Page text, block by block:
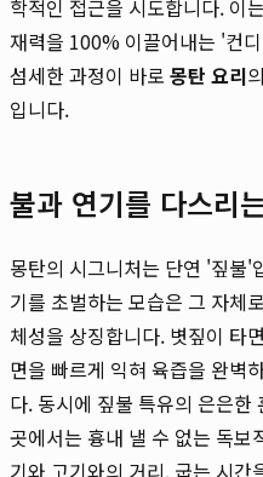
학적인 접근을 시도합니다. 이
재력을 100% 이끌어내는 '컨
섬세한 과정이 바로 몽탄 요리
입니다.
불과 연기를 다스리
몽탄의 시그니처는 단연 '짚불'
기를 초벌하는 모습은 그 자체
체성을 상징합니다. 볏짚이 타
면을 빠르게 익혀 육즙을 완벽
다. 동시에 짚불 특유의 은은한
곳에서는 흉내 낼 수 없는 독보
기와 고기와의 거리, 굽는 시